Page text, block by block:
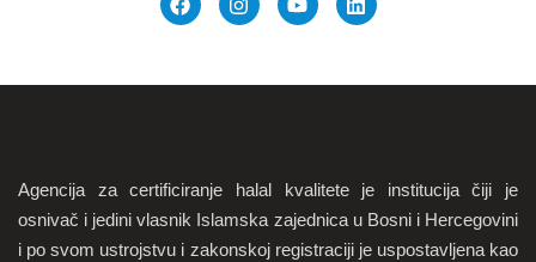
Agencija za certificiranje halal kvalitete je institucija čiji je
osnivač i jedini vlasnik Islamska zajednica u Bosni i Hercegovini
i po svom ustrojstvu i zakonskoj registraciji je uspostavljena kao